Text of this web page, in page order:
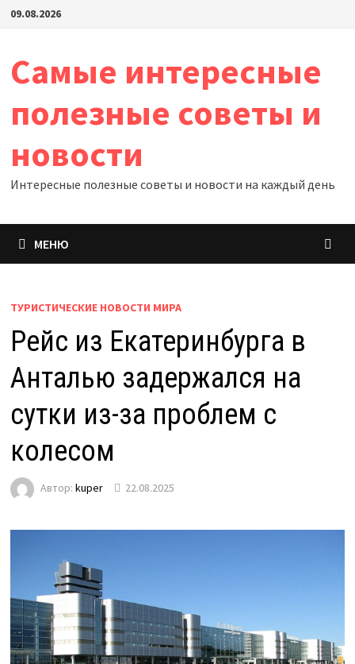
Перейти
09.08.2026
Самые интересные
полезные советы и
новости
Интересные полезные советы и новости на каждый день
МЕНЮ
ТУРИСТИЧЕСКИЕ НОВОСТИ МИРА
Рейс из Екатеринбурга в
Анталью задержался на
сутки из-за проблем с
колесом
Автор: kuper 22.08.2025